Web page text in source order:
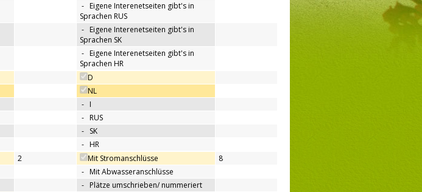
- Eigene Interenetseiten gibt's in
Sprachen RUS
- Eigene Interenetseiten gibt's in
Sprachen SK
- Eigene Interenetseiten gibt's in
Sprachen HR
D
NL
- I
- RUS
- SK
- HR
2 Mit Stromanschlüsse
8
- Mit Abwasseranschlüsse
- Plätze umschrieben/ nummeriert